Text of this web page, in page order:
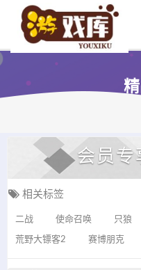
会员专
相关标签
二战 使命召唤 只狼
荒野大镖客2 赛博朋克